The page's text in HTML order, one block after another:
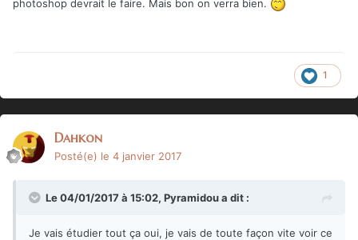
photoshop devrait le faire. Mais bon on verra bien.
1
Dahkon
Posté(e) le 4 janvier 2017
Le 04/01/2017 à 15:02, Pyramidoua dit :
Je vais étudier tout ça oui, je vais de toute façon vite voir ce